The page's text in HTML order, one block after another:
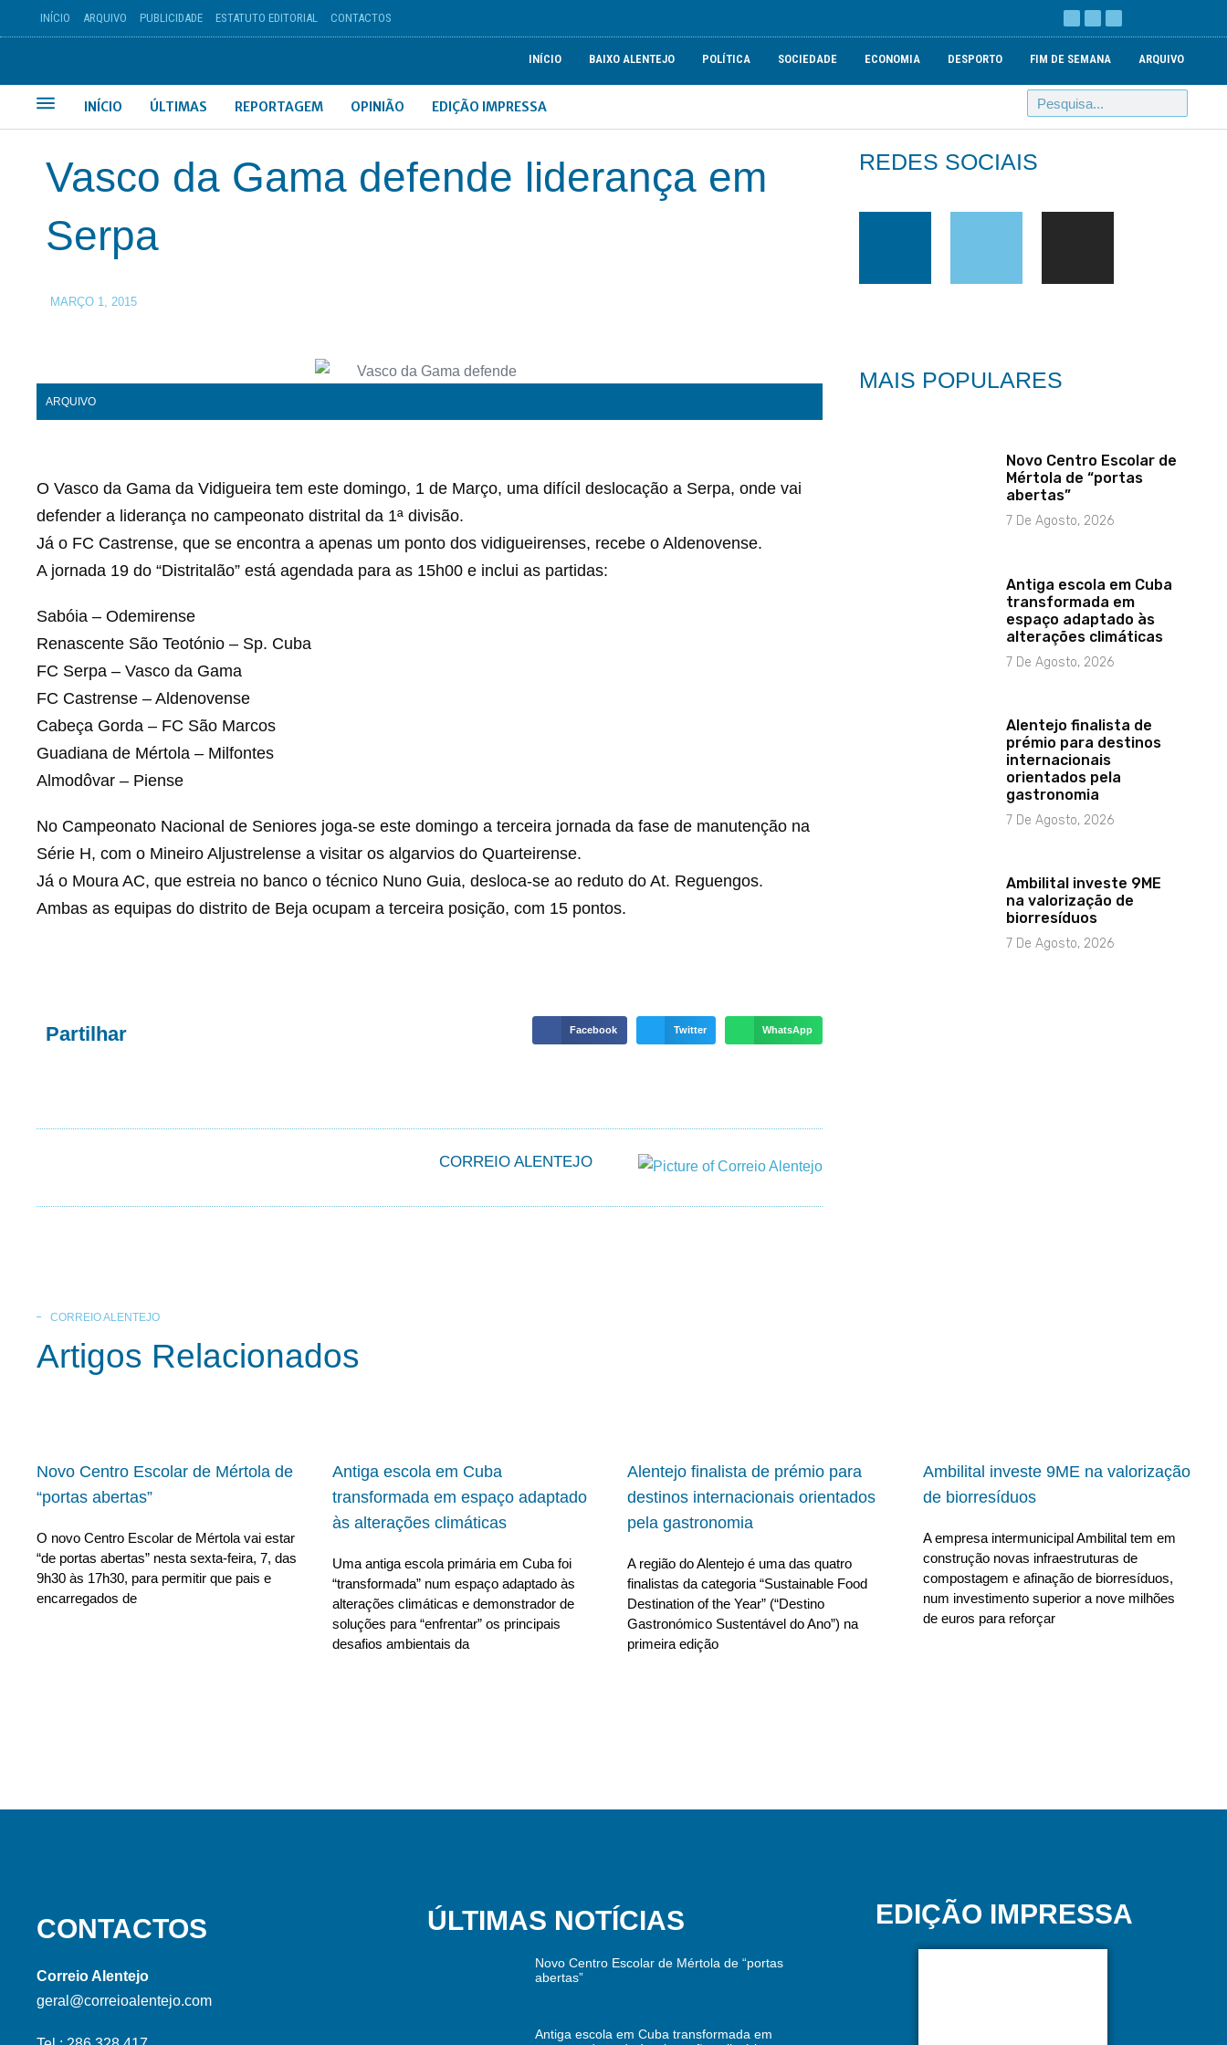
INÍCIO ARQUIVO PUBLICIDADE ESTATUTO EDITORIAL CONTACTOS
INÍCIO BAIXO ALENTEJO POLÍTICA SOCIEDADE ECONOMIA DESPORTO FIM DE SEMANA ARQUIVO
INÍCIO ÚLTIMAS REPORTAGEM OPINIÃO EDIÇÃO IMPRESSA
Vasco da Gama defende liderança em
Serpa
MARÇO 1, 2015
ARQUIVO
O Vasco da Gama da Vidigueira tem este domingo, 1 de Março, uma difícil deslocação a Serpa, onde vai
defender a liderança no campeonato distrital da 1ª divisão.
Já o FC Castrense, que se encontra a apenas um ponto dos vidigueirenses, recebe o Aldenovense.
A jornada 19 do “Distritalão” está agendada para as 15h00 e inclui as partidas:
Sabóia – Odemirense
Renascente São Teotónio – Sp. Cuba
FC Serpa – Vasco da Gama
FC Castrense – Aldenovense
Cabeça Gorda – FC São Marcos
Guadiana de Mértola – Milfontes
Almodôvar – Piense
No Campeonato Nacional de Seniores joga-se este domingo a terceira jornada da fase de manutenção na
Série H, com o Mineiro Aljustrelense a visitar os algarvios do Quarteirense.
Já o Moura AC, que estreia no banco o técnico Nuno Guia, desloca-se ao reduto do At. Reguengos.
Ambas as equipas do distrito de Beja ocupam a terceira posição, com 15 pontos.
Partilhar Facebook Twitter WhatsApp
CORREIO ALENTEJO
REDES SOCIAIS
MAIS POPULARES
Novo Centro Escolar de
Mértola de “portas
abertas”
7 De Agosto, 2026
Antiga escola em Cuba
transformada em
espaço adaptado às
alterações climáticas
7 De Agosto, 2026
Alentejo finalista de
prémio para destinos
internacionais
orientados pela
gastronomia
7 De Agosto, 2026
Ambilital investe 9ME
na valorização de
biorresíduos
7 De Agosto, 2026
CORREIO ALENTEJO
Artigos Relacionados
Novo Centro Escolar de Mértola de
“portas abertas”
O novo Centro Escolar de Mértola vai estar
“de portas abertas” nesta sexta-feira, 7, das
9h30 às 17h30, para permitir que pais e
encarregados de
Antiga escola em Cuba
transformada em espaço adaptado
às alterações climáticas
Uma antiga escola primária em Cuba foi
“transformada” num espaço adaptado às
alterações climáticas e demonstrador de
soluções para “enfrentar” os principais
desafios ambientais da
Alentejo finalista de prémio para
destinos internacionais orientados
pela gastronomia
A região do Alentejo é uma das quatro
finalistas da categoria “Sustainable Food
Destination of the Year” (“Destino
Gastronómico Sustentável do Ano”) na
primeira edição
Ambilital investe 9ME na valorização
de biorresíduos
A empresa intermunicipal Ambilital tem em
construção novas infraestruturas de
compostagem e afinação de biorresíduos,
num investimento superior a nove milhões
de euros para reforçar
CONTACTOS
Correio Alentejo
geral@correioalentejo.com
ÚLTIMAS NOTÍCIAS
Novo Centro Escolar de Mértola de “portas
abertas”
Antiga escola em Cuba transformada em
EDIÇÃO IMPRESSA